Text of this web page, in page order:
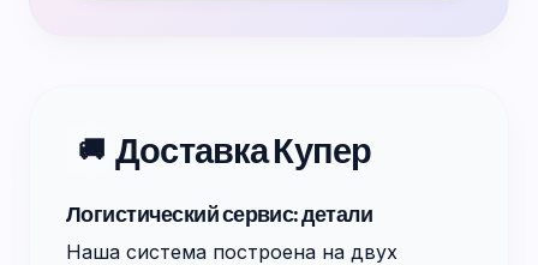
🚚 Доставка Купер
Логистический сервис: детали
Наша система построена на двух